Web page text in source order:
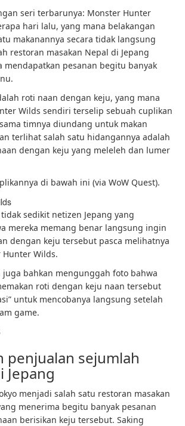
seri terbarunya: Monster Hunter
hari lalu, yang mana belakangan
makanannya secara tidak langsung
restoran masakan Nepal di Jepang
mendapatkan pesanan begitu banyak
roti naan dengan keju, yang mana
Wilds sendiri terselip sebuah cuplikan
timnya diundang untuk makan
terlihat salah satu hidangannya adalah
dengan keju yang meleleh dan lumer
di bawah ini (via WoW Quest).
sedikit netizen Jepang yang
mereka memang benar langsung ingin
dengan keju tersebut pasca melihatnya
Wilds.
juga bahkan mengunggah foto bahwa
roti dengan keju naan tersebut
untuk mencobanya langsung setelah
game.
penjualan sejumlah
Jepang
menjadi salah satu restoran masakan
menerima begitu banyak pesanan
berisikan keju tersebut. Saking